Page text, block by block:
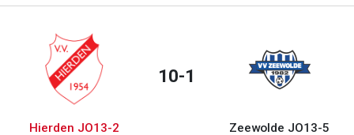
Hierden JO13-2
10-1
Zeewolde JO13-5